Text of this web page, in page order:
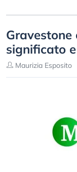
significato
Maurizia Esposito